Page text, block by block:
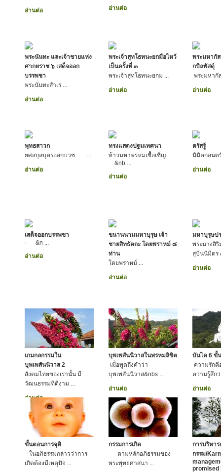
อ่านต่อ
อ่านต่อ
พระนันทะ และเจ้าชายแห่ง
ศากยราช ๖ เสด็จออก
บรรพชา
พระนันทะสำเร ...
อ่านต่อ
พระเจ้าสุทโธทนะยกมือไหว้
เป็นครั้งที่ ๓
พระเจ้าสุทโธทนะยกม ...
อ่านต่อ
พระมหากัส
กบิลพัสดุ์
พระมหากั
อ่านต่อ
พุทธสาวก
ยศสกุลบุตรออกบวช ...
อ่านต่อ
ทรงแสดงปฐมเทศนา
ท้าวมหาพรหมเชื้อเชิญ
&nb ...
อ่านต่อ
ตรัสรู้
นิมิตก่อน
อ่านต่อ
เสด็จออกบรรพชา
· &n ...
อ่านต่อ
ขนานนามมหาบุรุษ เจ้า
ชายสิทธัตถะ โดยพราหม์ ๘
ท่าน
โดยพราหม์ ...
อ่านต่อ
มหาบุรุษป
พระนางสิ
สุบินนิมิตร
อ่านต่อ
เกมกลกรรมใน
บุพเพสันนิวาส 2
สังคมไทยของเรานั้น มี
วัฒนธรรมที่ดีงาม ...
อ่านต่อ
บุพเพสันนิวาสในพรหมลิขิต
เมื่อพูดถึงคำว่า
บุพเพสันนิวาส&nbs ...
อ่านต่อ
บันได 6 ขั้
ความรักคื
ความรู้สึกว่
อ่านต่อ
ขั้นตอนการจุติ
ในอภิธรรมกล่าวว่าการ
เกิดต้องมีเหตุปัจ ...
กรรมการเกิด
ตามหลักอภิธรรมของ
พระพุทธศาสนา ...
การบริหา
กรรม/
promised